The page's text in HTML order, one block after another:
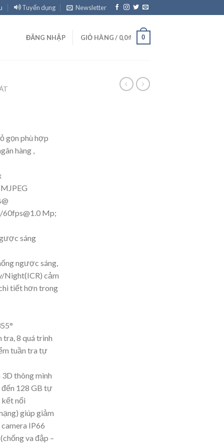
Tuyển dụng Newsletter
ĐĂNG NHẬP GIỎ HÀNG / 0,0₫ 0
gọn phù hợp
hàng ,
60fps@1.0 Mp;
sáng
ngược sáng,
Night(ICR) cảm
tiết hơn trong
8 quá trình
tuần tra tự
thông minh
128 GB tự
nối
giúp giảm
IP66
va đập –